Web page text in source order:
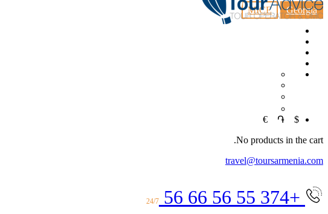
MICE Georgia
$
֏
€
No products in the cart.
travel@toursarmenia.com
+374 55 56 66 56
24/7